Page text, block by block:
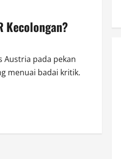
Kecolongan?
Austria pada pekan
menuai badai kritik.